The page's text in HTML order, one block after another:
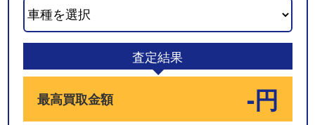
03
査定結果
最高買取金額 -円